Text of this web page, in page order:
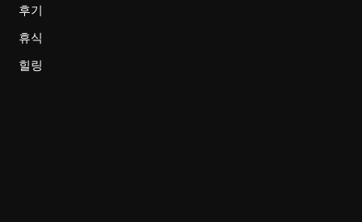
후기
휴식
힐링